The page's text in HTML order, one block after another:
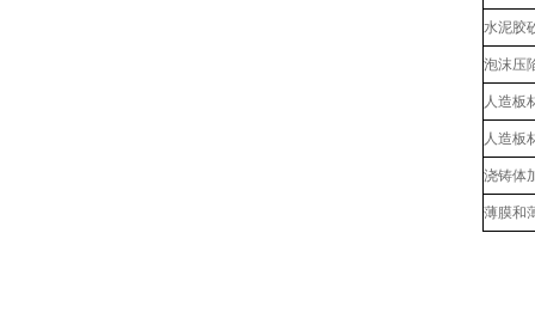
水泥胶
泡沫压
人造板
人造板
浇铸体
薄膜和